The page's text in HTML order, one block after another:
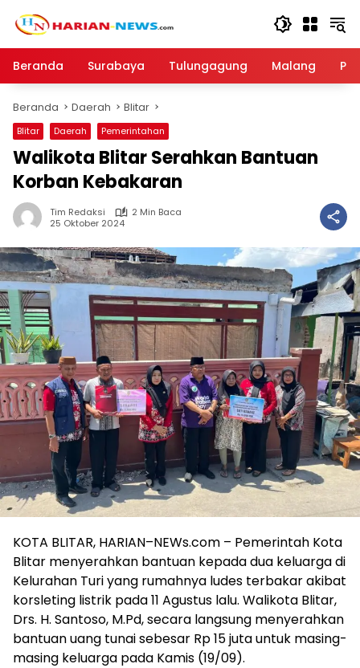
Beranda
Surabaya Tulungagung Malang
Beranda Daerah Blitar
Blitar Daerah Pemerintahan
Walikota Blitar Serahkan Bantuan
Korban Kebakaran
Tim Redaksi
2 Min Baca
25 Oktober 2024
KOTA BLITAR, HARIAN–NEWs.com – Pemerintah Kota
Blitar menyerahkan bantuan kepada dua keluarga di
Kelurahan Turi yang rumahnya ludes terbakar akibat
korsleting listrik pada 11 Agustus lalu. Walikota Blitar,
Drs. H. Santoso, M.Pd, secara langsung menyerahkan
bantuan uang tunai sebesar Rp 15 juta untuk masing-
masing keluarga pada Kamis (19/09).